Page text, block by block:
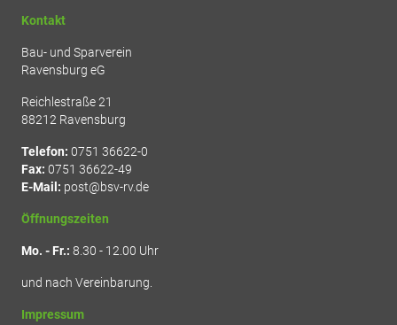
Kontakt
Bau- und Sparverein
Ravensburg eG
Reichlestraße 21
88212 Ravensburg
Telefon: 0751 36622-0
Fax: 0751 36622-49
E-Mail: post@bsv-rv.de
Öffnungszeiten
Mo. - Fr.: 8.30 - 12.00 Uhr
und nach Vereinbarung.
Impressum